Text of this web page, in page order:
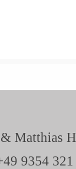
& Matthias
9354